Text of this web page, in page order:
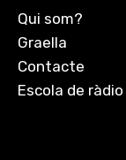
Qui som?
Graella
Contacte
Escola de ràdio